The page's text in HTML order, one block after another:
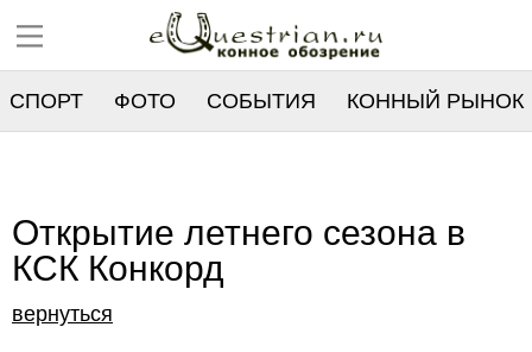
СПОРТ ФОТО СОБЫТИЯ КОННЫЙ РЫНОК
Открытие летнего сезона в
КСК Конкорд
вернуться